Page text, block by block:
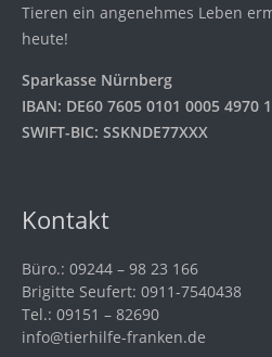
Tieren ein angenehmes Leben
heute!
Sparkasse Nürnberg
IBAN: DE60 7605 0101 0005 4970
SWIFT-BIC: SSKNDE77XXX
Kontakt
Büro.: 09244 – 98 23 166
Brigitte Seufert: 0911-7540438
Tel.: 09151 – 82690
info@tierhilfe-franken.de